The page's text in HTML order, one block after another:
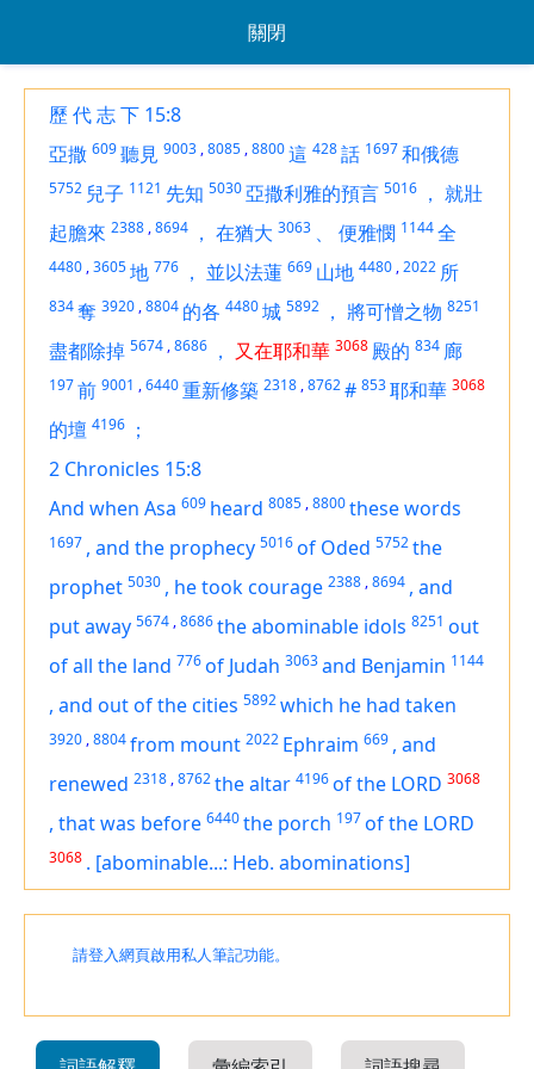
關閉
歷 代 志 下 15:8
亞撒 609聽見 9003 ,8085 ,8800這 428話 1697和俄德
5752 兒子 1121 先知 5030亞撒利雅的預言 5016 ， 就壯
起膽來 2388 ,8694 ， 在猶大 3063 、 便雅憫 1144全
4480 ,3605地 776 ， 並以法蓮 669 山地 4480 ,2022 所
834奪 3920 ,8804 的各 4480城 5892 ， 將可憎之物 8251
盡都除掉 5674 ,8686 ， 又在耶和華 3068 殿的 834 廊
197前 9001 ,6440重新修築 2318 ,8762# 853耶和華 3068
的壇 4196 ；
2 Chronicles 15:8
And when Asa 609 heard 8085 ,8800these words
1697 , and the prophecy 5016of Oded 5752the
prophet 5030 , he took courage 2388 ,8694 , and
put away 5674 ,8686the abominable idols 8251 out
of all the land 776of Judah 3063and Benjamin 1144
, and out of the cities 5892which he had taken
3920 ,8804from mount 2022 Ephraim 669 , and
renewed 2318 ,8762the altar 4196of the LORD 3068
, thatwas before 6440the porch 197of the LORD
3068 . [abominable...: Heb. abominations]
請登入網頁啟用私人筆記功能。